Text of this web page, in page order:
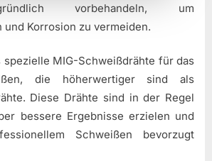
vorbehandeln, um
Korrosion zu vermeiden.
spezielle MIG-Schweißdrähte für das
die höherwertiger sind als
Diese Drähte sind in der Regel
bessere Ergebnisse erzielen und
Schweißen bevorzugt